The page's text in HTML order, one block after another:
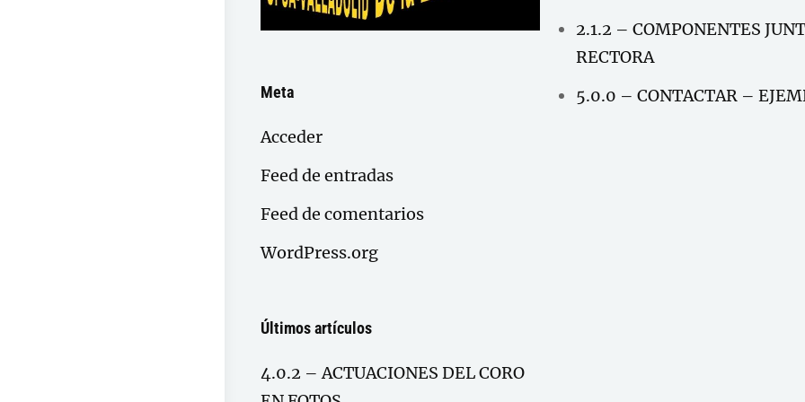
Meta
Acceder
Feed de entradas
Feed de comentarios
WordPress.org
Últimos artículos
4.0.2 – ACTUACIONES DEL CORO
2.1.2 – COMPONENTES
RECTORA
5.0.0 – CONTACTAR –